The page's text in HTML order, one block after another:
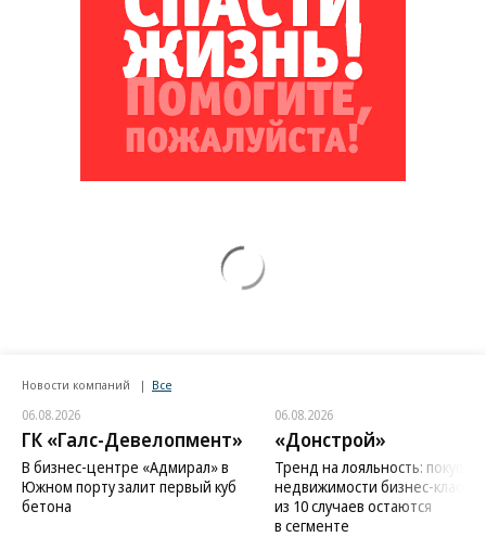
Новости компаний Все
06.08.2026
ГК «Галс-Девелопмент»
В бизнес-центре «Адмирал» в
Южном порту залит первый куб
бетона
06.08.2026
«Донстрой»
Тренд на лояльность:
недвижимости бизнес-класса
из 10 случаев остаются
в сегменте